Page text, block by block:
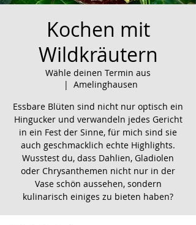
Kochen mit
Wildkräutern
Wähle deinen Termin aus
  |
Amelinghausen
Essbare Blüten sind nicht nur optisch ein
Hingucker und verwandeln jedes Gericht
in ein Fest der Sinne, für mich sind sie
auch geschmacklich echte Highlights.
Wusstest du, dass Dahlien, Gladiolen
oder Chrysanthemen nicht nur in der
Vase schön aussehen, sondern
kulinarisch einiges zu bieten haben?